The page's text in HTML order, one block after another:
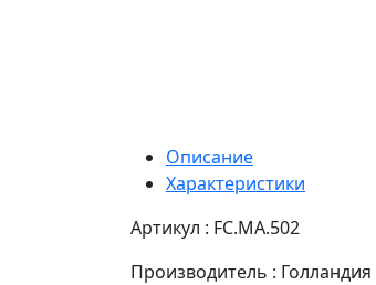
Описание
Характеристики
Артикул : FC.MA.502
Производитель : Голландия